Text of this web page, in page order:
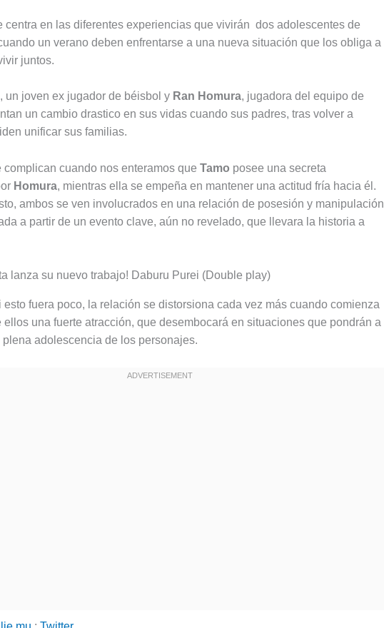
centra en las diferentes experiencias que vivirán dos adolescentes de
un verano deben enfrentarse a una nueva situación que los obliga a
juntos.
, un joven ex jugador de béisbol y Ran Homura, jugadora del equipo de
un cambio drastico en sus vidas cuando sus padres, tras volver a
unificar sus familias.
complican cuando nos enteramos que Tamo posee una secreta
Homura, mientras ella se empeña en mantener una actitud fría hacia él.
ambos se ven involucrados en una relación de posesión y manipulación
a partir de un evento clave, aún no revelado, que llevara la historia a
esto fuera poco, la relación se distorsiona cada vez más cuando comienza
ellos una fuerte atracción, que desembocará en situaciones que pondrán a
adolescencia de los personajes.